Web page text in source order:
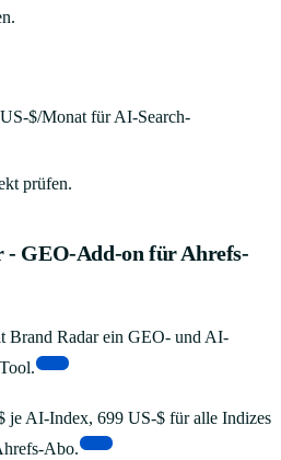
$/Monat für AI-Search-
prüfen.
- GEO-Add-on für Ahrefs-
Brand Radar ein GEO- und AI-
je AI-Index, 699 US-$ für alle Indizes
Abo.